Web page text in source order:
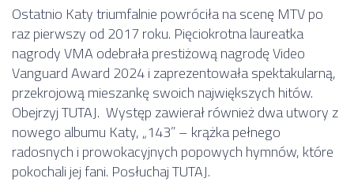
Ostatnio Katy triumfalnie powróciła na scenę MTV po
raz pierwszy od 2017 roku. Pięciokrotna laureatka
nagrody VMA odebrała prestiżową nagrodę Video
Vanguard Award 2024 i zaprezentowała spektakularną,
przekrojową mieszankę swoich największych hitów.
Obejrzyj TUTAJ. Występ zawierał również dwa utwory z
nowego albumu Katy, „143” – krążka pełnego
radosnych i prowokacyjnych popowych hymnów, które
pokochali jej fani. Posłuchaj TUTAJ.